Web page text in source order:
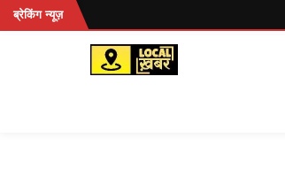
Skip
to
ब्रेकिंग न्यूज़